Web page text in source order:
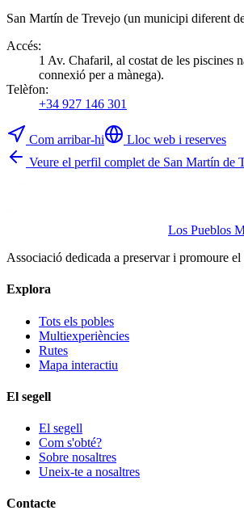
San Martín de Trevejo (un municipi diferent
Accés:
1 Av. Chafaril, al costat de les piscines
connexió per a mànega).
Telèfon:
+34 927 146 301
Com arribar-hi
Lloc web i reserves
Veure el perfil complet de San Martín de
Los Pueblos
Associació dedicada a preservar i promoure
Explora
Tots els pobles
Multiexperiències
Rutes
Mapa interactiu
El segell
El segell
Com s'obté?
Sobre nosaltres
Uneix-te a nosaltres
Contacte